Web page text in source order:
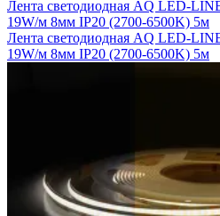
Лента светодиодная AQ LED-
19W/м 8мм IP20 (2700-6500K) 5м
Лента светодиодная AQ LED-
19W/м 8мм IP20 (2700-6500K) 5м